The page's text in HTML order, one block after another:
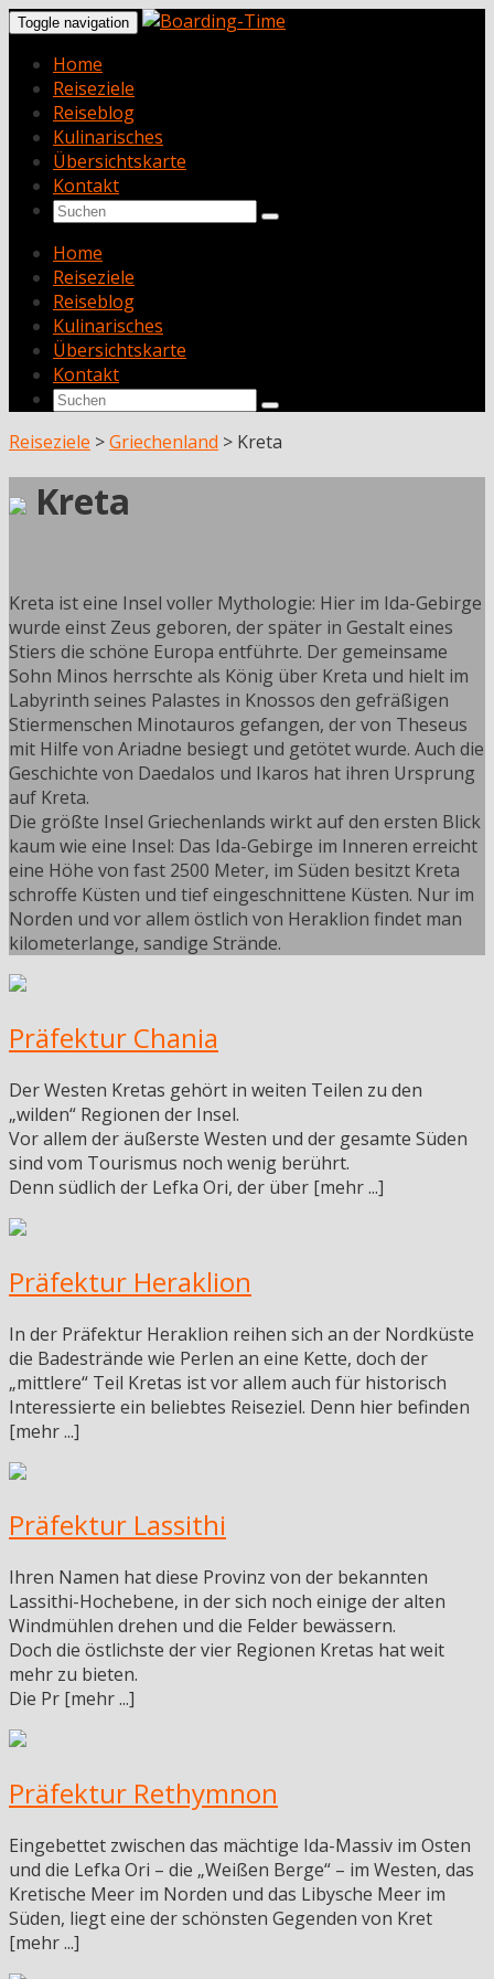
Toggle navigation
Home
Reiseziele
Reiseblog
Kulinarisches
Übersichtskarte
Kontakt
Home
Reiseziele
Reiseblog
Kulinarisches
Übersichtskarte
Kontakt
Reiseziele >Griechenland > Kreta
Kreta
Kreta ist eine Insel voller Mythologie: Hier im Ida-Gebirge
wurde einst Zeus geboren, der später in Gestalt eines
Stiers die schöne Europa entführte. Der gemeinsame
Sohn Minos herrschte als König über Kreta und hielt im
Labyrinth seines Palastes in Knossos den gefräßigen
Stiermenschen Minotauros gefangen, der von Theseus
mit Hilfe von Ariadne besiegt und getötet wurde. Auch die
Geschichte von Daedalos und Ikaros hat ihren Ursprung
auf Kreta.
Die größte Insel Griechenlands wirkt auf den ersten Blick
kaum wie eine Insel: Das Ida-Gebirge im Inneren erreicht
eine Höhe von fast 2500 Meter, im Süden besitzt Kreta
schroffe Küsten und tief eingeschnittene Küsten. Nur im
Norden und vor allem östlich von Heraklion findet man
kilometerlange, sandige Strände.
Präfektur Chania
Der Westen Kretas gehört in weiten Teilen zu den
„wilden“ Regionen der Insel.
Vor allem der äußerste Westen und der gesamte Süden
sind vom Tourismus noch wenig berührt.
Denn südlich der Lefka Ori, der über [mehr ...]
Präfektur Heraklion
In der Präfektur Heraklion reihen sich an der Nordküste
die Badestrände wie Perlen an eine Kette, doch der
„mittlere“ Teil Kretas ist vor allem auch für historisch
Interessierte ein beliebtes Reiseziel. Denn hier befinden
[mehr ...]
Präfektur Lassithi
Ihren Namen hat diese Provinz von der bekannten
Lassithi-Hochebene, in der sich noch einige der alten
Windmühlen drehen und die Felder bewässern.
Doch die östlichste der vier Regionen Kretas hat weit
mehr zu bieten.
Die Pr [mehr ...]
Präfektur Rethymnon
Eingebettet zwischen das mächtige Ida-Massiv im Osten
und die Lefka Ori – die „Weißen Berge“ – im Westen, das
Kretische Meer im Norden und das Libysche Meer im
Süden, liegt eine der schönsten Gegenden von Kret
[mehr ...]